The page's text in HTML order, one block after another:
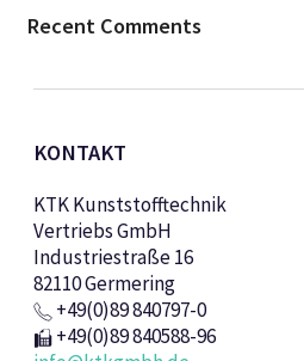
Recent Comments
KONTAKT
KTK Kunststofftechnik
Vertriebs GmbH
Industriestraße 16
82110 Germering
+49(0)89 840797-0
+49(0)89 840588-96